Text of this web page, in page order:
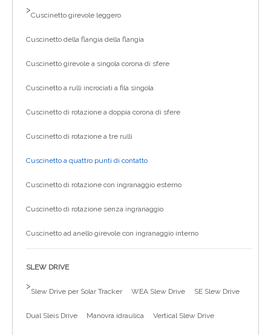
>
Cuscinetto girevole leggero
Cuscinetto della flangia della flangia
Cuscinetto girevole a singola corona di sfere
Cuscinetto a rulli incrociati a fila singola
Cuscinetto di rotazione a doppia corona di sfere
Cuscinetto di rotazione a tre rulli
Cuscinetto a quattro punti di contatto
Cuscinetto di rotazione con ingranaggio esterno
Cuscinetto di rotazione senza ingranaggio
Cuscinetto ad anello girevole con ingranaggio interno
SLEW DRIVE
>
Slew Drive per Solar Tracker WEA Slew Drive SE Slew Drive
Dual Sleis Drive Manovra idraulica Vertical Slew Drive